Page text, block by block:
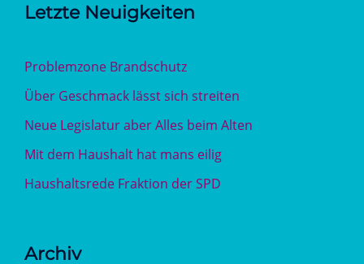
Letzte Neuigkeiten
Problemzone Brandschutz
Über Geschmack lässt sich streiten
Neue Legislatur aber Alles beim Alten
Mit dem Haushalt hat mans eilig
Haushaltsrede Fraktion der SPD
Archiv